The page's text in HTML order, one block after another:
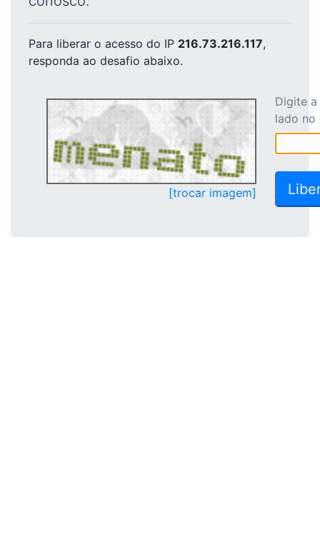
Para liberar o acesso do IP 216.73.216.117,
responda ao desafio abaixo.
[trocar imagem]
Digite
lado no